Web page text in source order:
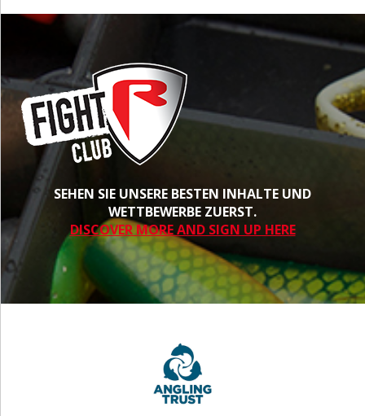
SEHEN SIE UNSERE BESTEN INHALTE UND
WETTBEWERBE ZUERST.
DISCOVER MORE AND SIGN UP HERE